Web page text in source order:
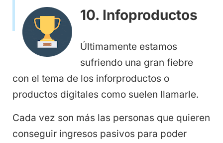
10. Infoproductos
Últimamente estamos
sufriendo una gran fiebre
con el tema de los inforproductos o
productos digitales como suelen llamarle.
Cada vez son más las personas que quieren
conseguir ingresos pasivos para poder